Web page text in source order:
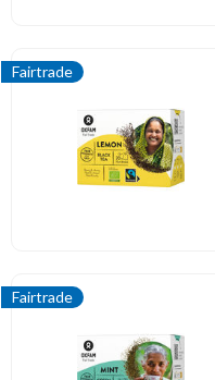
Fairtrade
Fairtrade